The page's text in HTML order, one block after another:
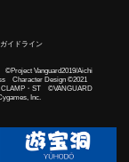
イドライン
Vanguard2019/Aichi
Character Design ©2021
・ST ©VANGUARD
Inc.